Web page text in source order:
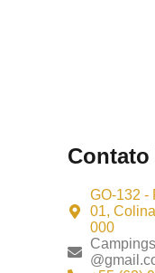
GO-132 -
01,
000